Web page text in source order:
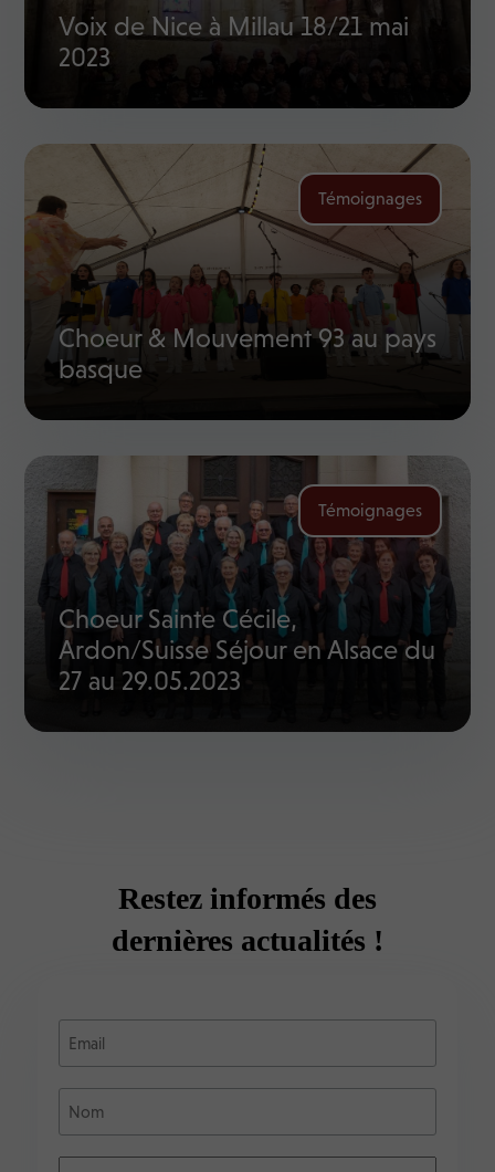
Voix de Nice à Millau 18/21 mai
2023
Témoignages
Choeur & Mouvement 93 au pays
basque
Témoignages
Choeur Sainte Cécile,
Ardon/Suisse Séjour en Alsace du
27 au 29.05.2023
Restez informés des
dernières actualités !